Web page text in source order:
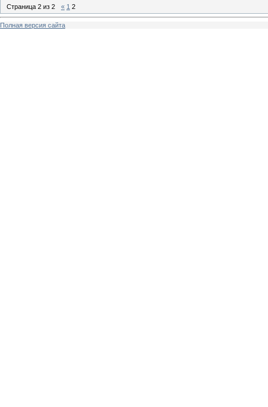
Страница 2 из 2 « 1 2
Полная версия сайта